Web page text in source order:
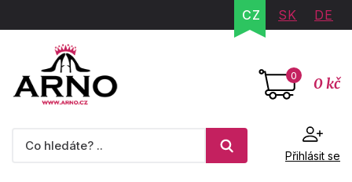
CZ SK DE
0 0 kč
Přihlásit se